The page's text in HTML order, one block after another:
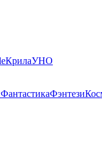
КрилаУНО
ФантастикаФэнтези